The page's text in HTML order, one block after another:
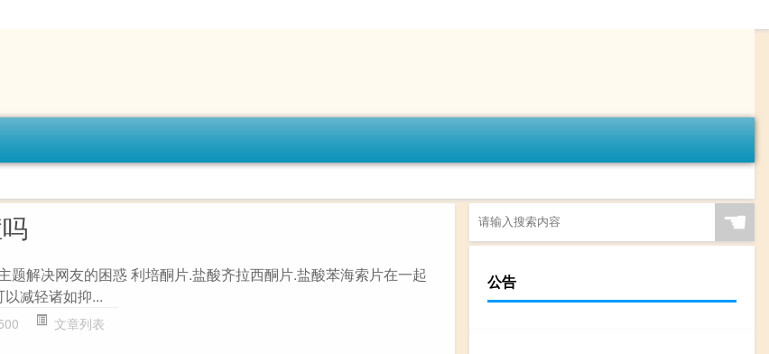
题解决网友的困惑 利培酮片.盐酸齐拉西酮片.盐酸苯海索片在一起
减轻诸如抑...
文章列表
☚
公告